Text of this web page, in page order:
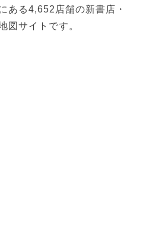
ある4,652店舗の新書店・
図サイトです。